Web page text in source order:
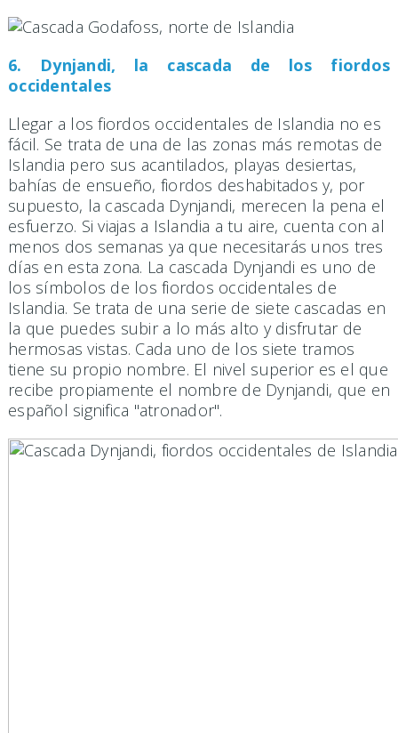
6. Dynjandi, la cascada de los fiordos
occidentales
Llegar a los fiordos occidentales de Islandia no es
fácil. Se trata de una de las zonas más remotas de
Islandia pero sus acantilados, playas desiertas,
bahías de ensueño, fiordos deshabitados y, por
supuesto, la cascada Dynjandi, merecen la pena el
esfuerzo. Si viajas a Islandia a tu aire, cuenta con al
menos dos semanas ya que necesitarás unos tres
días en esta zona. La cascada Dynjandi es uno de
los símbolos de los fiordos occidentales de
Islandia. Se trata de una serie de siete cascadas en
la que puedes subir a lo más alto y disfrutar de
hermosas vistas. Cada uno de los siete tramos
tiene su propio nombre. El nivel superior es el que
recibe propiamente el nombre de Dynjandi, que en
español significa "atronador".